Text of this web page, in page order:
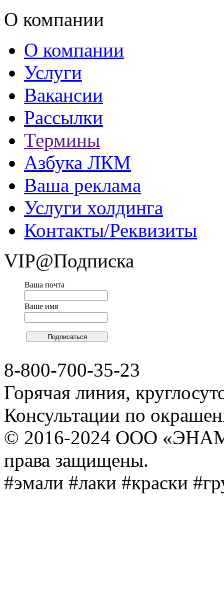
О компании
О компании
Услуги
Вакансии
Рассылки
Термины
Азбука ЛКМ
Ваша реклама
Услуги холдинга
Контакты/Реквизиты
VIP@Подписка
Ваша почта
Ваше имя
8-800-700-35-23
Горячая линия,
Консультации по
© 2016-2024 ООО
права защищены.
#эмали #лаки #краски